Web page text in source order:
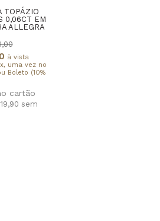
TOPÁZIO
0,06CT EM
ALLEGRA
à vista
uma vez no
Boleto (10%
sem